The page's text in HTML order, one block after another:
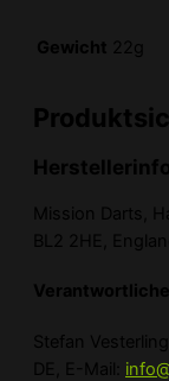
Gewicht 22g
Mission Darts,
BL2 2HE,
Verantwortliche
Stefan
DE, E-Mail: